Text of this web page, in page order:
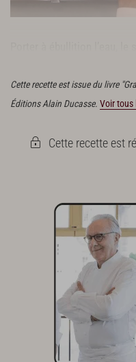
Cette recette est issue du livre
Éditions Alain Ducasse. Voir tous
Cette recette est